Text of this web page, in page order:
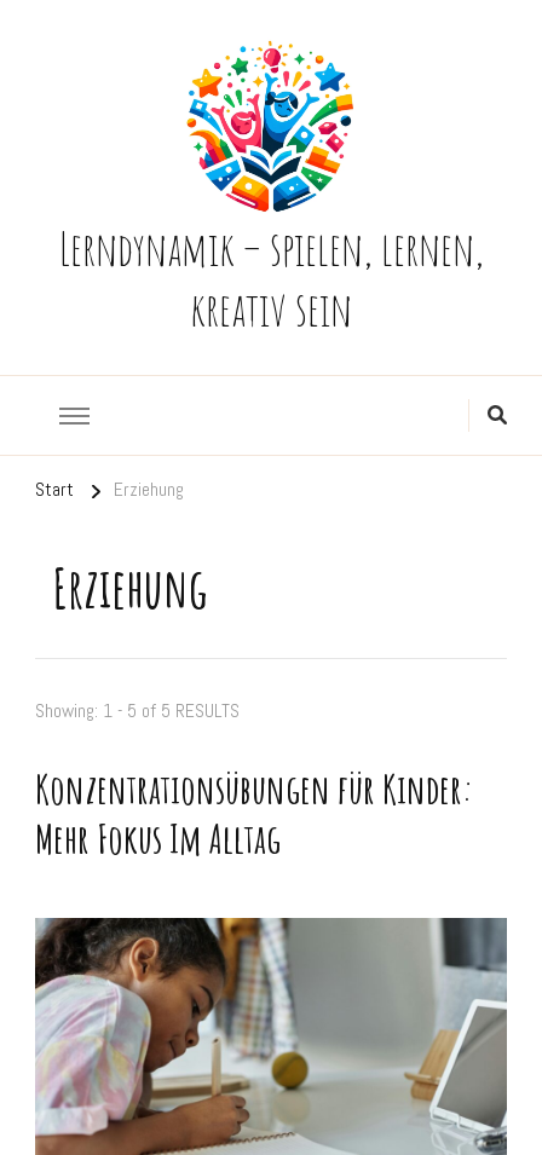
Lerndynamik – spielen, lernen,
kreativ sein
Start Erziehung
Erziehung
Showing: 1 - 5 of 5 RESULTS
Konzentrationsübungen für Kinder:
Mehr Fokus Im Alltag